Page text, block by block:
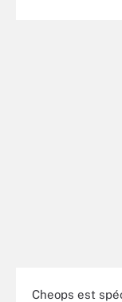
Cheops est